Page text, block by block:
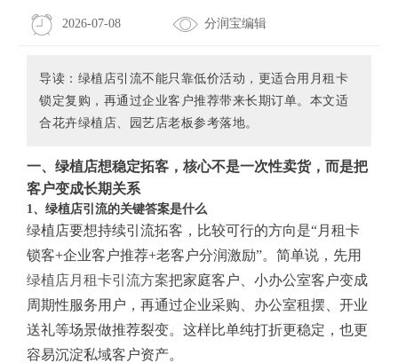
2026-07-08 分润宝编辑
导读：绿植店引流不能只靠低价活动，更适合用月租卡
锁定复购，再通过企业客户推荐带来长期订单。本文适
合花卉绿植店、园艺店老板参考落地。
一、绿植店想稳定拓客，核心不是一次性卖货，而是把
客户变成长期关系
1、绿植店引流的关键答案是什么
绿植店要想持续引流拓客，比较可行的方向是“月租卡
锁客+企业客户推荐+老客户分润激励”。简单说，先用
绿植店月租卡引流方案把家庭客户、小办公室客户变成
周期性服务用户，再通过企业采购、办公室租摆、开业
送礼等场景做推荐裂变。这样比单纯打折更稳定，也更
容易沉淀私域客户资产。